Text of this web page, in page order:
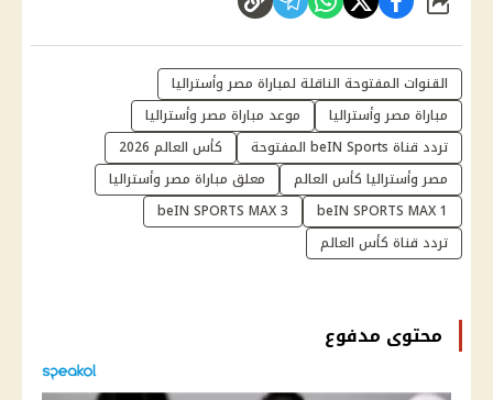
شارك
القنوات المفتوحة الناقلة لمباراة مصر وأستراليا
مباراة مصر وأستراليا
موعد مباراة مصر وأستراليا
تردد قناة beIN Sports المفتوحة
كأس العالم 2026
مصر وأستراليا كأس العالم
معلق مباراة مصر وأستراليا
beIN SPORTS MAX 1
beIN SPORTS MAX 3
تردد قناة كأس العالم
محتوى مدفوع